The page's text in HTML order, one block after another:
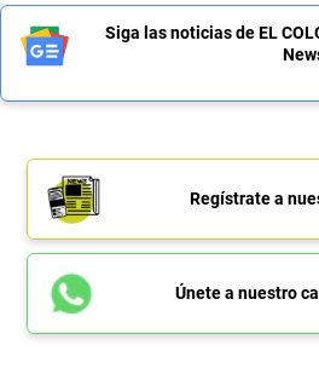
Siga las noticias de EL
Regístrate a
Únete a nuestro